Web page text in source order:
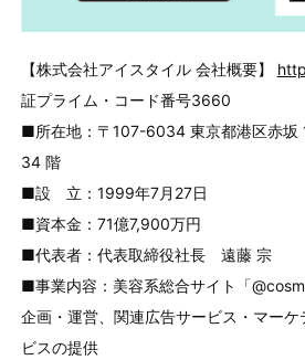
【株式会社アイスタイル 会社概要】
証プライム・コード番号3660
■所在地：〒107-6034 東京都港区赤坂
34 階
■設 立：1999年7月27日
■資本金：71億7,900万円
■代表者：代表取締役社長 遠藤 宗
■事業内容：美容系総合サイト「
企画・運営、関連広告サービス・マー
ビスの提供